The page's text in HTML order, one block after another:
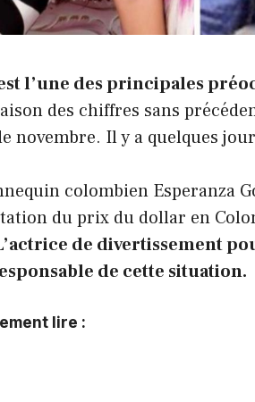
l’une des principales
des chiffres sans
novembre. Il y a quelques
colombien Esperanza
du prix du dollar en
de divertissement
de cette situation.
lire :